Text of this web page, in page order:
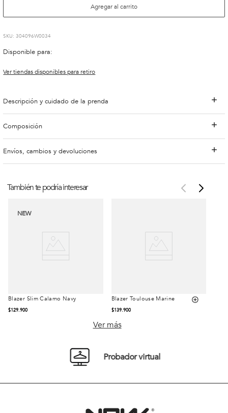
Agregar al carrito
:304096W0034
Disponible para:
Ver tiendas disponibles para retiro
Descripción y cuidado de la prenda
Composición
Envíos, cambios y devoluciones
También te podría interesar
NEW
Blazer Slim Calamo Navy
$129.900
Talla Blazer Toulouse Marine
$139.900
Talla
Ver más
Probador virtual